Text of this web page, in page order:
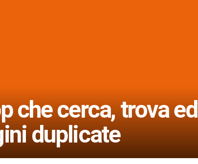
che cerca, trova ed
duplicate